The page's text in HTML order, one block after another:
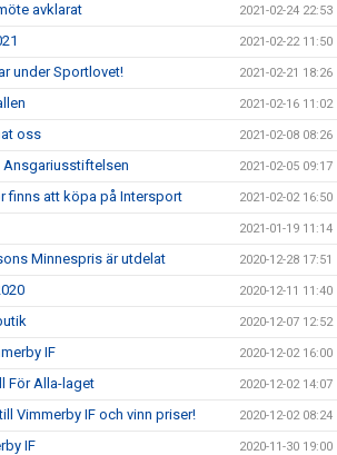
avklarat 2021-02-24 22:53
2021-02-22 11:50
under Sportlovet! 2021-02-21 18:26
2021-02-16 11:02
oss 2021-02-08 08:26
Ansgariusstiftelsen 2021-02-05 09:17
finns att köpa på Intersport 2021-02-02 16:50
2021-01-19 11:14
Minnespris är utdelat 2020-12-28 17:51
2020-12-11 11:40
2020-12-07 12:52
IF 2020-12-02 16:00
För Alla-laget 2020-12-02 14:07
Vimmerby IF och vinn priser! 2020-12-02 08:24
IF 2020-11-30 19:00